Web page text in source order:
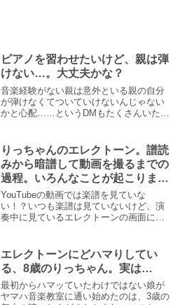
ピアノを習わせたいけど、親は弾
けない…。大丈夫かな？
音楽経験がない親は意外といる親の自分
が弾けなくてついていけないんじゃない
かと心配……というDMもたくさんいただ
いや…りっちゃん母は弾けるからそんな
こと言うんでしょどうせ...
りっちゃんのエレクトーン。譜読
みから暗譜して動画を撮るまでの
過程。いろんなことが起こりま
す。
YouTubeの動画では楽譜を見ていな
い！？いつも楽譜は見ていないけど、演
奏中に見ているエレクトーンの画面に楽
の画面はこうなってます。↓娘は、赤丸の
カウントをよく見て、...
エレクトーンにどハマりしてい
る、8歳のりっちゃん。実は…
最初からハマッていたわけではない娘が
ヤマハ音楽教室に通い始めたのは、3歳の